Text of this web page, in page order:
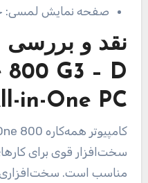
صفحه نمایش لمسی:
نقد و بررسی
800 G3 – D
in-One PC
کامپیوتر همه‌کاره EliteOne 800 با طراحی زیبا و
سخت‌افزار قوی برای
مناسب است. سخت‌افزاری